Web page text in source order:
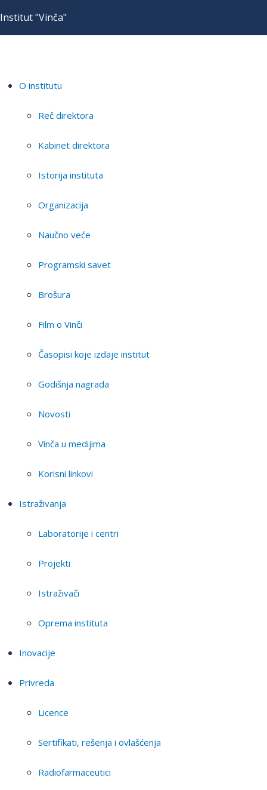
Institut "Vinča"
O institutu
Reč direktora
Kabinet direktora
Istorija instituta
Organizacija
Naučno veće
Programski savet
Brošura
Film o Vinči
Časopisi koje izdaje institut
Godišnja nagrada
Novosti
Vinča u medijima
Korisni linkovi
Istraživanja
Laboratorije i centri
Projekti
Istraživači
Oprema instituta
Inovacije
Privreda
Licence
Sertifikati, rešenja i ovlašćenja
Radiofarmaceutici